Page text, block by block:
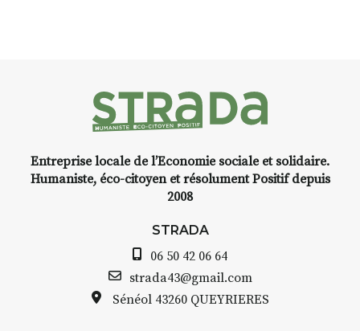
Entreprise locale de l’Economie sociale et solidaire.
Humaniste, éco-citoyen et résolument Positif depuis
2008
STRADA
06 50 42 06 64
strada43@gmail.com
Sénéol 43260 QUEYRIERES